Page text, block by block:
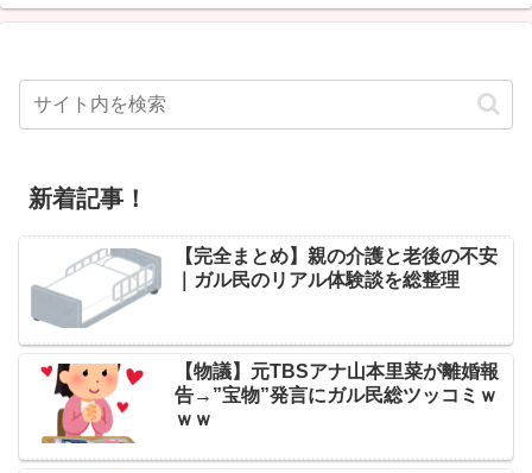
新着記事！
【完全まとめ】親の介護と老後の不安
｜ガル民のリアル体験談を総整理
【物議】元TBSアナ山本里菜が離婚報
告→”宝物”発言にガル民総ツッコミｗ
ｗｗ